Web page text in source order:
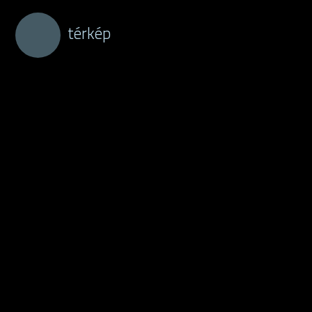
térkép